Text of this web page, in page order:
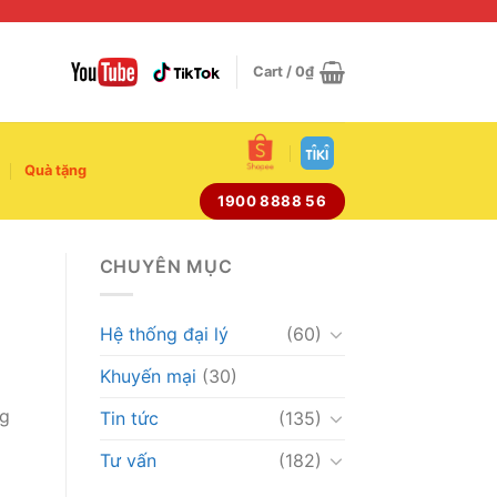
Cart / 0₫
Quà tặng
1900 8888 56
CHUYÊN MỤC
Hệ thống đại lý
(60)
Khuyến mại (30)
Tin tức
(135)
Tư vấn
(182)